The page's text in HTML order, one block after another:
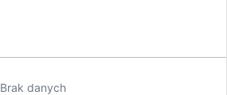
Brak danych